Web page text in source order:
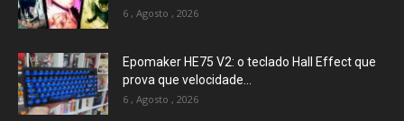
6 , Agosto , 2026
Epomaker HE75 V2: o teclado Hall Effect que
prova que velocidade...
6 , Agosto , 2026